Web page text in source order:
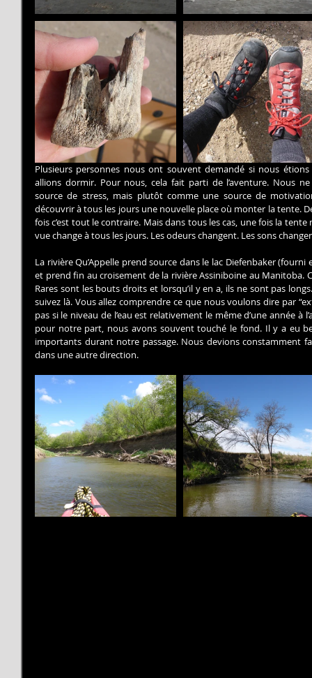
Plusieurs personnes nous ont souvent demandé si nous
allions dormir. Pour nous, cela fait parti de l’aventure. Nous
source de stress, mais plutôt comme une source de
découvrir à tous les jours une nouvelle place où monter la tente.
fois c’est tout le contraire. Mais dans tous les cas, une fois la
vue change à tous les jours. Les odeurs changent. Les sons
La rivière Qu’Appelle prend source dans le lac Diefenbaker
et prend fin au croisement de la rivière Assiniboine au Manitoba.
Rares sont les bouts droits et lorsqu’il y en a, ils ne sont pas
suivez là. Vous allez comprendre ce que nous voulons dire par
pas si le niveau de l’eau est relativement le même d’une année à
pour notre part, nous avons souvent touché le fond. Il y a eu
importants durant notre passage. Nous devions constamment
dans une autre direction.